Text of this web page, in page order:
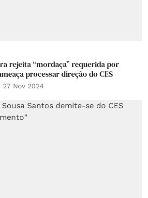
rejeita “mordaça” requerida por
processar direção do CES
27 Nov 2024